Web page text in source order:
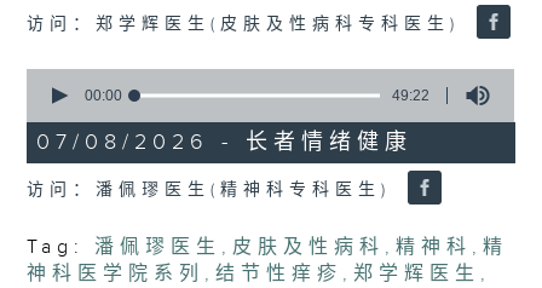
seconds
访问：郑学辉医生(皮肤及性病科专科医生)
seconds
49
minutes,
seconds
00:00 49:22
07/08/2026 - 长者情绪健康
访问：潘佩璆医生(精神科专科医生)
Tag: 潘佩璆医生 ,皮肤及性病科 ,精神科 ,精
神科医学院系列 ,结节性痒疹 ,郑学辉医生 ,